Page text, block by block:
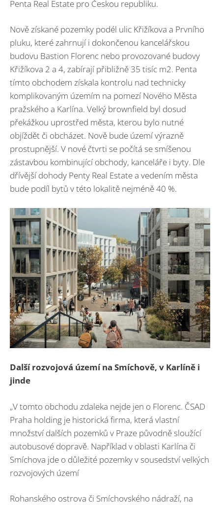
Penta Real Estate pro Českou republiku.
Nově získané pozemky podél ulic Křižíkova a Prvního
pluku, které zahrnují i dokončenou kancelářskou
budovu Bastion Florenc nebo provozované budovy
Křižíkova 2 a 4, zabírají přibližně 35 tisíc m2. Penta
tímto obchodem získala kontrolu nad technicky
komplikovaným územím na pomezí Nového Města
pražského a Karlína. Velký brownfield byl dosud
překážkou uprostřed města, kterou bylo nutné
objíždět či obcházet. Nově bude území výrazně
prostupnější. V nové čtvrti se počítá se smíšenou
zástavbou kombinující obchody, kanceláře i byty. Dle
dřívější dohody Penty Real Estate a vedením města
bude podíl bytů v této lokalitě nejméně 40 %.
Další rozvojová území na Smíchově, v Karlíně i
jinde
„V tomto obchodu zdaleka nejde jen o Florenc. ČSAD
Praha holding je historická firma, která vlastní
množství dalších pozemků v Praze původně sloužící
autobusové dopravě. Například v oblasti Karlína či
Smíchova jde o důležité pozemky v sousedství velkých
rozvojových území
Rohanského ostrova či Smíchovského nádraží, na